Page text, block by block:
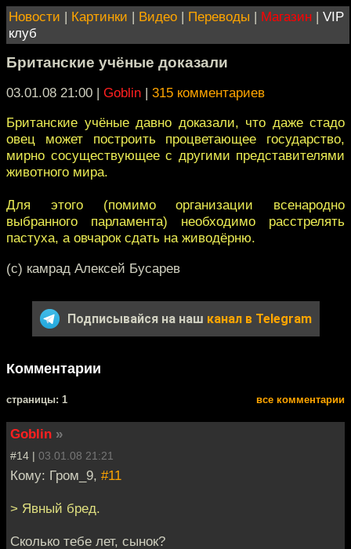
Новости | Картинки | Видео | Переводы | Магазин | VIP
клуб
Британские учёные доказали
03.01.08 21:00 | Goblin | 315 комментариев
Британские учёные давно доказали, что даже стадо
овец может построить процветающее государство,
мирно сосуществующее с другими представителями
животного мира.
Для этого (помимо организации всенародно
выбранного парламента) необходимо расстрелять
пастуха, а овчарок сдать на живодёрню.
(c) камрад Алексей Бусарев
Подписывайся на наш канал в Telegram
Комментарии
cтраницы: 1 все комментарии
Goblin »
#14 | 03.01.08 21:21
Кому: Гром_9, #11
> Явный бред.
Сколько тебе лет, сынок?